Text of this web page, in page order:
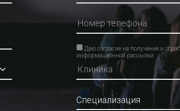
Даю согласие на получение и
информационной рассылки